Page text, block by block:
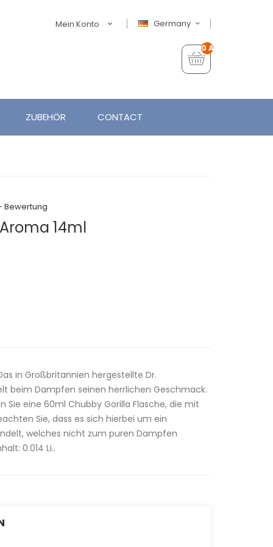
Germany
Mein Konto
0 Artikel - €0,00
ZUBEHÖR CONTACT
Bewertung
14ml
in Großbritannien hergestellte Dr.
beim Dampfen seinen herrlichen Geschmack.
Sie eine 60ml Chubby Gorilla Flasche, die mit
Sie, dass es sich hierbei um ein
welches nicht zum puren Dampfen
0.014 Li..